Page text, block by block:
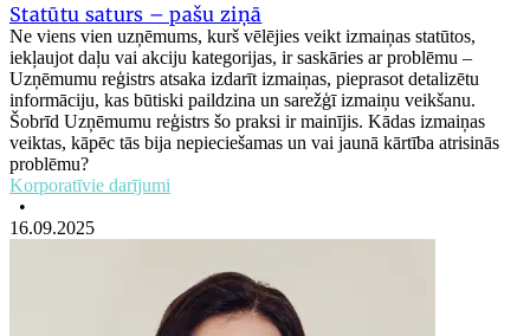
Statūtu saturs – pašu ziņā
Ne viens vien uzņēmums, kurš vēlējies veikt izmaiņas statūtos,
iekļaujot daļu vai akciju kategorijas, ir saskāries ar problēmu –
Uzņēmumu reģistrs atsaka izdarīt izmaiņas, pieprasot detalizētu
informāciju, kas būtiski paildzina un sarežģī izmaiņu veikšanu.
Šobrīd Uzņēmumu reģistrs šo praksi ir mainījis. Kādas izmaiņas
veiktas, kāpēc tās bija nepieciešamas un vai jaunā kārtība atrisinās
problēmu?
Korporatīvie darījumi
•
16.09.2025